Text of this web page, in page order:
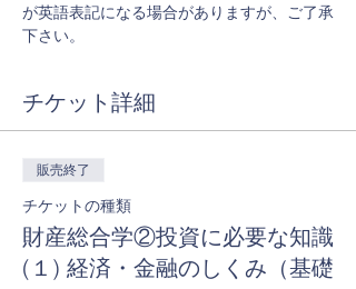
が英語表記になる場合がありますが、ご了承
下さい。
チケット詳細
販売終了
チケットの種類
財産総合学②投資に必要な知識
(１) 経済・金融のしくみ（基礎